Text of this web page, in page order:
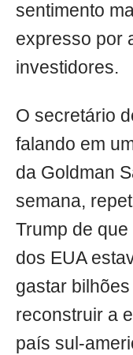
sentimento
expresso por
investidores.
O secretário
falando em
da Goldman
semana,
Trump de
dos EUA
gastar
reconstruir a
país sul-